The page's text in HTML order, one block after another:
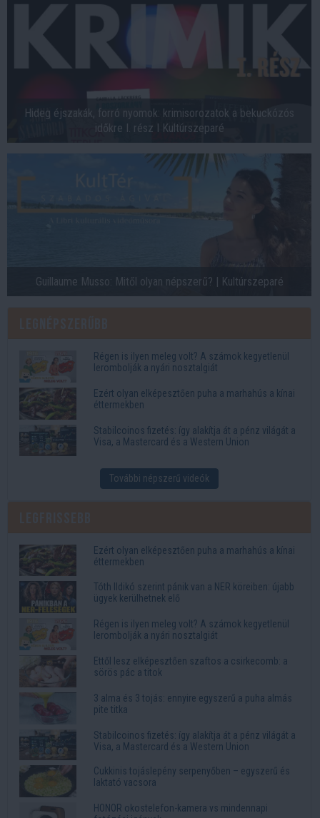
Hideg éjszakák, forró nyomok: krimisorozatok a bekuckózós
időkre I. rész I Kultúrszeparé
Guillaume Musso: Mitől olyan népszerű? | Kultúrszeparé
Régen is ilyen meleg volt? A számok kegyetlenül
lerombolják a nyári nosztalgiát
Ezért olyan elképesztően puha a marhahús a kínai
éttermekben
Stabilcoinos fizetés: így alakítja át a pénz világát a
Visa, a Mastercard és a Western Union
További népszerű videók
Ezért olyan elképesztően puha a marhahús a kínai
éttermekben
Tóth Ildikó szerint pánik van a NER köreiben: újabb
ügyek kerülhetnek elő
Régen is ilyen meleg volt? A számok kegyetlenül
lerombolják a nyári nosztalgiát
Ettől lesz elképesztően szaftos a csirkecomb: a
sörös pác a titok
3 alma és 3 tojás: ennyire egyszerű a puha almás
pite titka
Stabilcoinos fizetés: így alakítja át a pénz világát a
Visa, a Mastercard és a Western Union
Cukkinis tojáslepény serpenyőben – egyszerű és
laktató vacsora
HONOR okostelefon-kamera vs mindennapi